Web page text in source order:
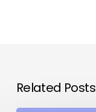
Related Posts